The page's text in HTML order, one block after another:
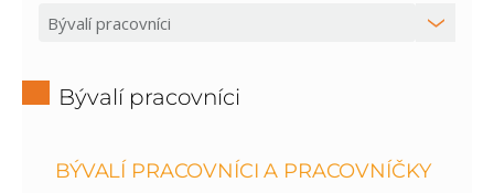
Bývalí pracovníci
BÝVALÍ PRACOVNÍCI A PRACOVNÍČKY